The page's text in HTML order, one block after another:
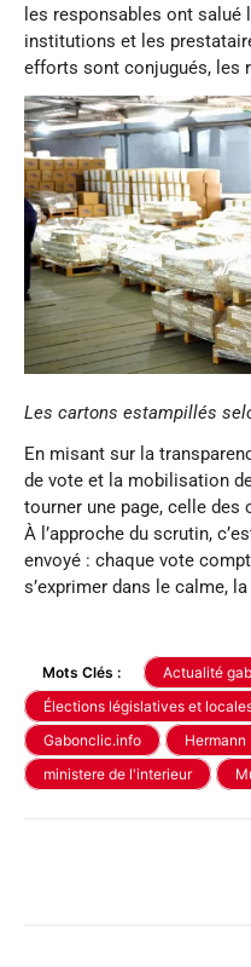
les responsables ont
institutions et les
efforts sont conjugués, les
Les cartons estampillés
En misant sur la
de vote et la mobilisation
tourner une page, celle
À l’approche du scrutin,
envoyé : chaque vote
s’exprimer dans le calme,
Mots Clés :
Actualité
Élections législatives et
Gabonclic.info
Hermann
ministere de l'interieur